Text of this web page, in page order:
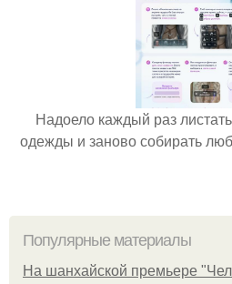
Надоело каждый раз
одежды и заново собирать
Популярные материалы
На шанхайской премьере